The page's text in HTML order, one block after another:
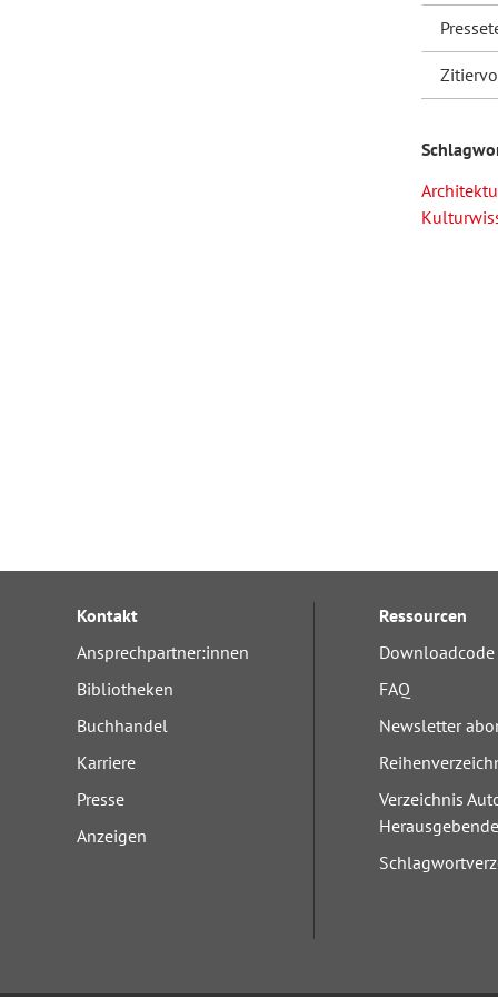
Kontakt
Ansprechpartner:innen
Bibliotheken
Buchhandel
Karriere
Presse
Anzeigen
Ressourcen
FAQ
Newsletter
Verzeichnis
Herausgebende